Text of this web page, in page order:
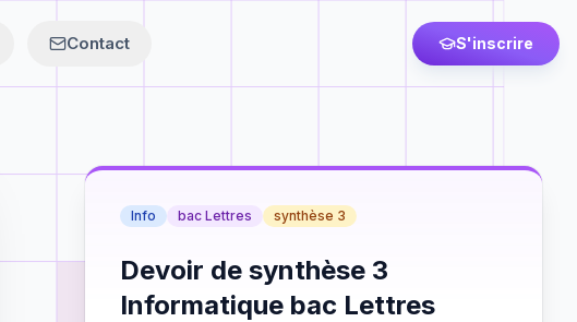
Contact S'inscrire
Info bac Lettres synthèse 3
Devoir de synthèse 3
Informatique bac Lettres